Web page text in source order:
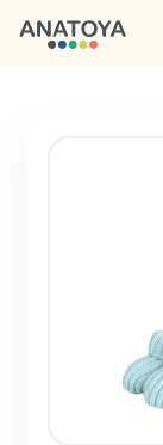
Powered